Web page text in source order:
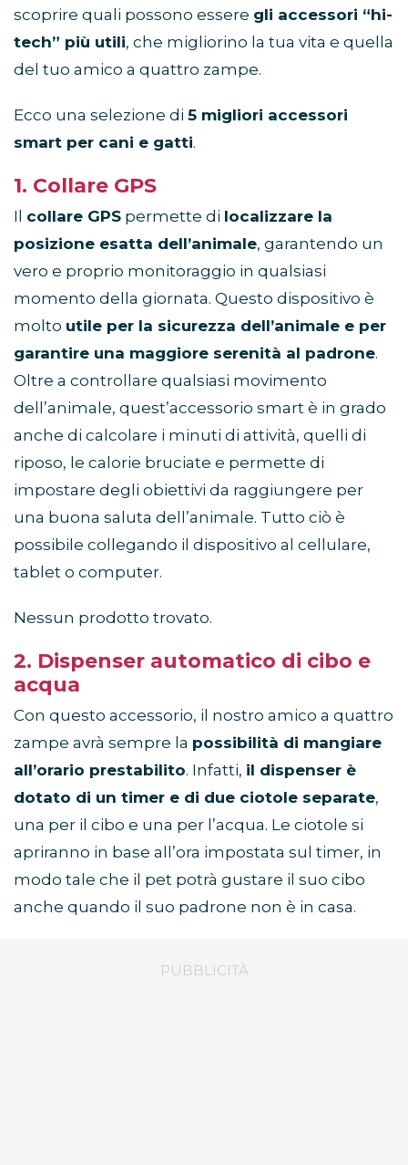
scoprire quali possono essere gli accessori “hi-
tech” più utili, che migliorino la tua vita e quella
del tuo amico a quattro zampe.
Ecco una selezione di 5 migliori accessori
smart per cani e gatti.
1. Collare GPS
Il collare GPS permette di localizzare la
posizione esatta dell’animale, garantendo un
vero e proprio monitoraggio in qualsiasi
momento della giornata. Questo dispositivo è
molto utile per la sicurezza dell’animale e per
garantire una maggiore serenità al padrone.
Oltre a controllare qualsiasi movimento
dell’animale, quest’accessorio smart è in grado
anche di calcolare i minuti di attività, quelli di
riposo, le calorie bruciate e permette di
impostare degli obiettivi da raggiungere per
una buona saluta dell’animale. Tutto ciò è
possibile collegando il dispositivo al cellulare,
tablet o computer.
Nessun prodotto trovato.
2. Dispenser automatico di cibo e
acqua
Con questo accessorio, il nostro amico a quattro
zampe avrà sempre la possibilità di mangiare
all’orario prestabilito. Infatti, il dispenser è
dotato di un timer e di due ciotole separate,
una per il cibo e una per l’acqua. Le ciotole si
apriranno in base all’ora impostata sul timer, in
modo tale che il pet potrà gustare il suo cibo
anche quando il suo padrone non è in casa.